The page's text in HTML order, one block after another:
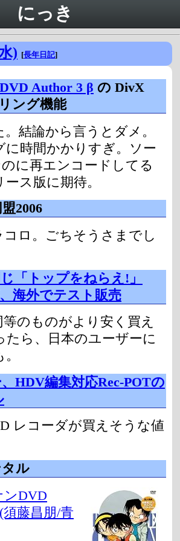
にっき
) [長年日記]
Author 3 β の DivX
ング機能
結論から言うとダメ。
に時間かかりすぎ。ソー
に再エンコードしてる
ス版に期待。
2006
コロ。ごちそうさまでし
「トップをねらえ!」
海外でテスト販売
等のものがより安く買え
たら、日本のユーザーに
HDV編集対応Rec-POTの
レコーダが買えそうな値
ル
ンDVD
須藤昌朋/青